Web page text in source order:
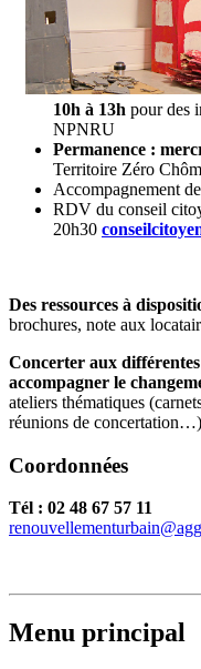
10h à 13h pour des
NPNRU
Permanence :
Territoire Zéro
Accompagnement
RDV du conseil
20h30
Des ressources à
brochures, note aux
Concerter aux
accompagner le
ateliers thématiques
réunions de concertation…)
Coordonnées
Tél : 02 48 67 57 11
Menu principal